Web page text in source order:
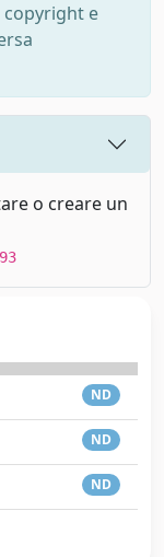
copyright e
o creare un
ND
ND
ND